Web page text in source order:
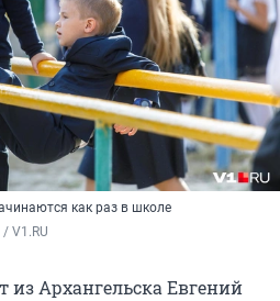
как раз в школе
V1.RU
Архангельска Евгений